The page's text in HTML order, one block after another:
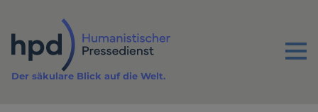
Inhalt
Menu
Der säkulare Blick auf die Welt.